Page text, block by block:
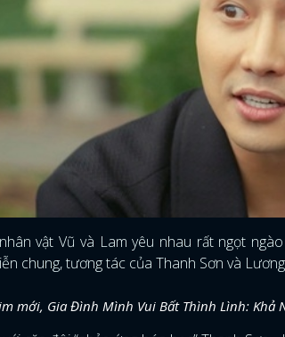
vật Vũ và Lam yêu nhau rất ngọt
chung, tương tác của Thanh Sơn và
mới, Gia Đình Mình Vui Bất Thình Lình: Khả